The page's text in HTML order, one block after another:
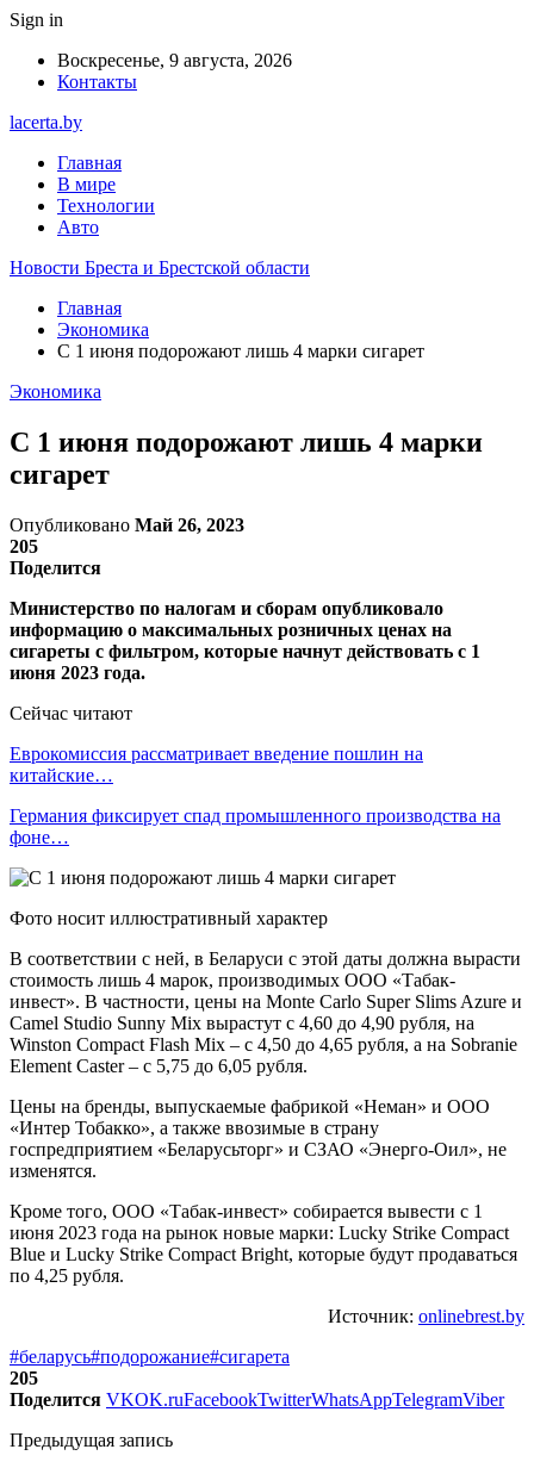
Sign in
Воскресенье, 9 августа, 2026
Контакты
lacerta.by
Главная
В мире
Технологии
Авто
Новости Бреста и Брестской области
Главная
Экономика
С 1 июня подорожают лишь 4 марки сигарет
Экономика
С 1 июня подорожают лишь 4 марки
сигарет
Опубликовано Май 26, 2023
205
Поделится
Министерство по налогам и сборам опубликовало
информацию о максимальных розничных ценах на
сигареты с фильтром, которые начнут действовать с 1
июня 2023 года.
Сейчас читают
Еврокомиссия рассматривает введение пошлин на
китайские…
Германия фиксирует спад промышленного производства на
фоне…
Фото носит иллюстративный характер
В соответствии с ней, в Беларуси с этой даты должна вырасти
стоимость лишь 4 марок, производимых ООО «Табак-
инвест». В частности, цены на Monte Carlo Super Slims Azure и
Camel Studio Sunny Mix вырастут с 4,60 до 4,90 рубля, на
Winston Compact Flash Mix – с 4,50 до 4,65 рубля, а на Sobranie
Element Caster – с 5,75 до 6,05 рубля.
Цены на бренды, выпускаемые фабрикой «Неман» и ООО
«Интер Тобакко», а также ввозимые в страну
госпредприятием «Беларусьторг» и СЗАО «Энерго-Оил», не
изменятся.
Кроме того, ООО «Табак-инвест» собирается вывести с 1
июня 2023 года на рынок новые марки: Lucky Strike Compact
Blue и Lucky Strike Compact Bright, которые будут продаваться
по 4,25 рубля.
Источник: onlinebrest.by
#беларусь#подорожание#сигарета
205
Поделится VKOK.ruFacebookTwitterWhatsAppTelegramViber
Предыдущая запись